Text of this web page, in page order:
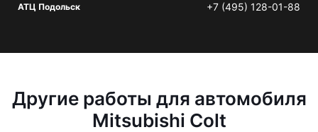
АТЦ Подольск +7 (495) 128-01-88
Другие работы для автомобиля
Mitsubishi Colt